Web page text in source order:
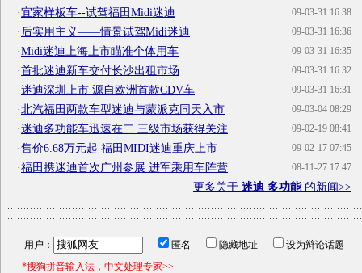
09-03-31 16:38
·宜家样板车--试驾福田Midi迷迪
09-03-31 16:36
· 后实用主义——情景试驾Midi迷迪
09-03-31 16:35
·Midi迷迪上海上市瞄准个体用车
09-03-31 16:32
·首批迷迪新车交付长沙出租市场
09-03-31 16:31
·迷迪深圳上市 源自欧洲首款CDV车
09-03-04 08:29
·北汽福田两款车型迷迪与蒙派克同天入市
09-02-19 08:41
·迷迪多功能车迅速在二 三级市场获得关注
09-02-17 07:45
·售价6.68万元起 福田MIDI迷迪重庆上市
08-11-27 17:47
·福田携迷迪首次广州参展 进军乘用车阵营
更多关于 迷迪 多功能的新闻>>
用户： 匿名 隐藏地址
设为辩论话题
*搜狗拼音输入法，中文处理专家>>